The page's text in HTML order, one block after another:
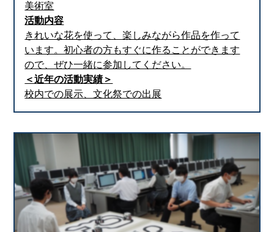
美術室
活動内容
きれいな花を使って、楽しみながら作品を作って
います。初心者の方もすぐに作ることができます
ので、ぜひ一緒に参加してください。
＜近年の活動実績＞
校内での展示、文化祭での出展